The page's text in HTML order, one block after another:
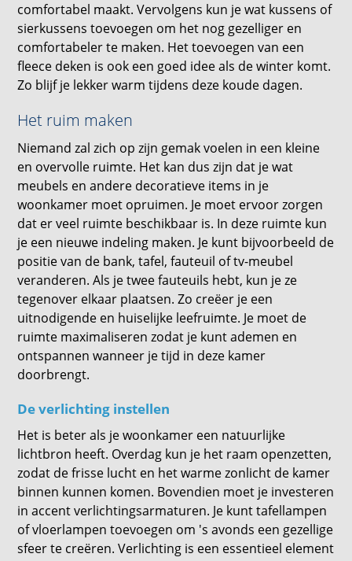
comfortabel maakt. Vervolgens kun je wat kussens of
sierkussens toevoegen om het nog gezelliger en
comfortabeler te maken. Het toevoegen van een
fleece deken is ook een goed idee als de winter komt.
Zo blijf je lekker warm tijdens deze koude dagen.
Het ruim maken
Niemand zal zich op zijn gemak voelen in een kleine
en overvolle ruimte. Het kan dus zijn dat je wat
meubels en andere decoratieve items in je
woonkamer moet opruimen. Je moet ervoor zorgen
dat er veel ruimte beschikbaar is. In deze ruimte kun
je een nieuwe indeling maken. Je kunt bijvoorbeeld de
positie van de bank, tafel, fauteuil of tv-meubel
veranderen. Als je twee fauteuils hebt, kun je ze
tegenover elkaar plaatsen. Zo creëer je een
uitnodigende en huiselijke leefruimte. Je moet de
ruimte maximaliseren zodat je kunt ademen en
ontspannen wanneer je tijd in deze kamer
doorbrengt.
De verlichting instellen
Het is beter als je woonkamer een natuurlijke
lichtbron heeft. Overdag kun je het raam openzetten,
zodat de frisse lucht en het warme zonlicht de kamer
binnen kunnen komen. Bovendien moet je investeren
in accent verlichtingsarmaturen. Je kunt tafellampen
of vloerlampen toevoegen om 's avonds een gezellige
sfeer te creëren. Verlichting is een essentieel element